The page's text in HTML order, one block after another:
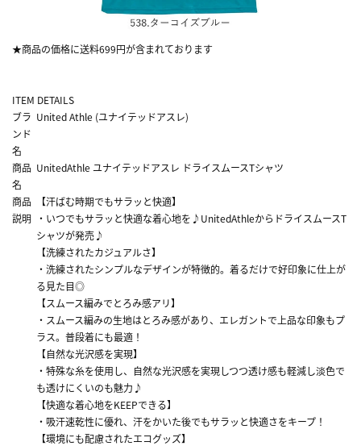
★商品の価格に送料699円が含まれております
ITEM DETAILS
ブラ
ンド
名
United Athle (ユナイテッドアスレ)
商品
名
UnitedAthle ユナイテッドアスレ ドライスムースTシャツ
商品
説明
【汗ばむ時期でもサラッと快適】
・いつでもサラッと快適な着心地を♪UnitedAthleからドライスムースT
シャツが発売♪
【洗練されたカジュアルさ】
・洗練されたシンプルなデザインが特徴的。着るだけで好印象に仕上が
る見た目◎
【スムース編みでとろみ感アリ】
・スムース編みの生地はとろみ感があり、エレガントで上品な印象もプ
ラス。普段着にも最適！
【自然な光沢感を実現】
・特殊な糸を使用し、自然な光沢感を実現しつつ透け感も軽減し淡色で
も透けにくいのも魅力♪
【快適な着心地をKEEPできる】
・吸汗速乾性に優れ、汗をかいた後でもサラッと快適さをキープ！
【環境にも配慮されたエコグッズ】